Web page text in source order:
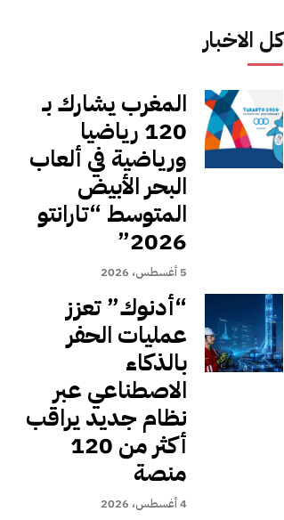
كل الاخبار
المغرب يشارك بـ
120 رياضيا
ورياضية في ألعاب
البحر الأبيض
المتوسط “تارانتو
2026”
5 أغسطس، 2026
“أدنوك” تعزز
عمليات الحفر
بالذكاء
الاصطناعي عبر
نظام جديد يراقب
أكثر من 120
منصة
4 أغسطس، 2026